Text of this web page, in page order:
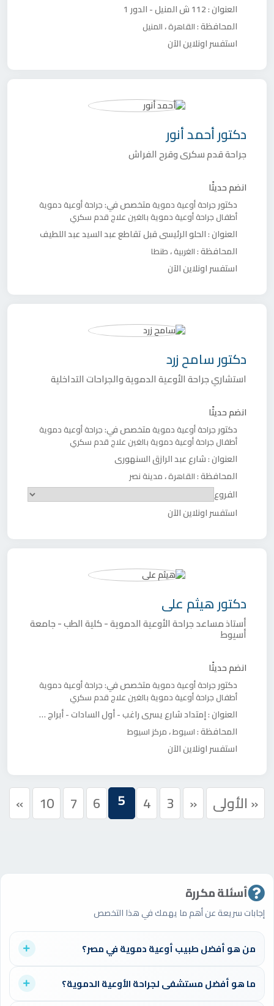
العنوان :112 ش المنيل - الدور 1
المحافظة :القاهرة،المنيل
استفسر اونلاين الآن
دكتورأحمد أنور
جراحة قدم سكرى وقرح الفراش
انضم حديثًا
دكتور جراحة أوعية دمويةمتخصص في:جراحة أوعية دموية
أطفال جراحة أوعية دموية بالغين علاج قدم سكري
العنوان :الحلو الرئيسى قبل تقاطع عبد السيد عبد اللطيف
المحافظة :الغربية،طنطا
استفسر اونلاين الآن
دكتورسامح زرد
استشاري جراحة الأوعية الدموية والجراحات التداخلية
انضم حديثًا
دكتور جراحة أوعية دمويةمتخصص في:جراحة أوعية دموية
أطفال جراحة أوعية دموية بالغين علاج قدم سكري
العنوان :شارع عبد الرازق السنهورى
المحافظة :القاهرة،مدينة نصر
الفروع
استفسر اونلاين الآن
دكتورهيثم على
أستاذ مساعد جراحة الأوعية الدموية - كلية الطب - جامعة
أسيوط
انضم حديثًا
دكتور جراحة أوعية دمويةمتخصص في:جراحة أوعية دموية
أطفال جراحة أوعية دموية بالغين علاج قدم سكري
العنوان :إمتداد شارع يسرى راغب - أول السادات - أبراج التوحيد - برج رقم (٣)
المحافظة :اسيوط،مركز اسيوط
استفسر اونلاين الآن
« الأولى «
3
4
5
6
7
10
»
أسئلة مكررة
إجابات سريعة عن أهم ما يهمك في هذا التخصص
من هو أفضل طبيب أوعية دموية في مصر؟
أفضل طبيب أوعية دموية هو استشاري متخصص في تشخيص وعلاج
أمراض الشرايين والأوردة، مع خبرة واسعة في الإجراءات الجراحية
وغير الجراحية. عبر موقع Aldoctorz.com يمكنك اختيار نخبة الأطباء
ما هو أفضل مستشفى لجراحة الأوعية الدموية؟